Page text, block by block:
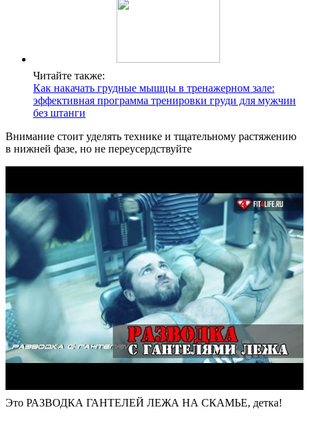
Читайте также:
Как накачать грудные мышцы в тренажерном зале:
эффективная программа тренировки груди для мужчин
без штанги
Внимание стоит уделять технике и тщательному растяжению
в нижней фазе, но не переусердствуйте
Это РАЗВОДКА ГАНТЕЛЕЙ ЛЕЖА НА СКАМЬЕ, детка!